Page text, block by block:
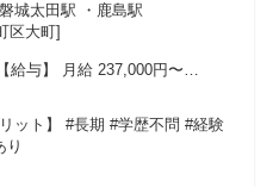
城太田駅 ・鹿島駅
区大町]
給与】 月給 237,000円〜
り